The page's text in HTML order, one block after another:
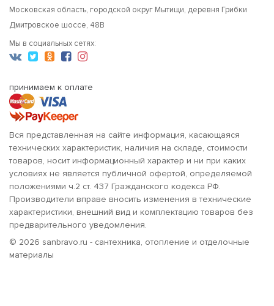
Московская область, городской округ Мытищи, деревня Грибки
Дмитровское шоссе, 48В
Мы в социальных сетях:
принимаем к оплате
Вся представленная на сайте информация, касающаяся
технических характеристик, наличия на складе, стоимости
товаров, носит информационный характер и ни при каких
условиях не является публичной офертой, определяемой
положениями ч.2 ст. 437 Гражданского кодекса РФ.
Производители вправе вносить изменения в технические
характеристики, внешний вид и комплектацию товаров без
предварительного уведомления.
© 2026 sanbravo.ru - сантехника, отопление и отделочные
материалы